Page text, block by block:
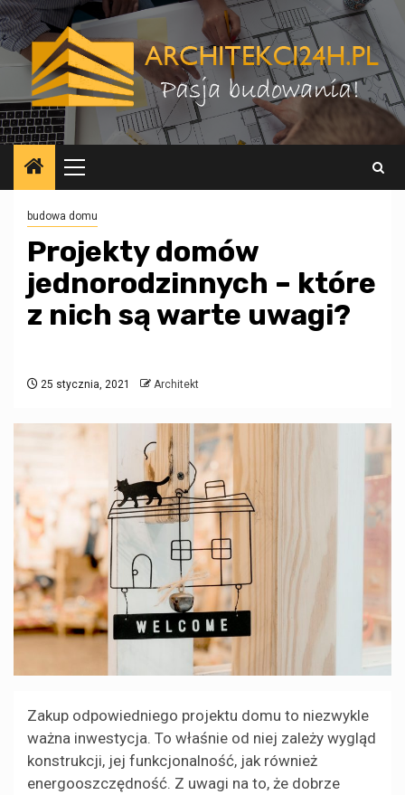
Przejdź
do
treści
Menu
główne
budowa domu
Projekty domów
jednorodzinnych – które
z nich są warte uwagi?
25 stycznia, 2021 Architekt
Zakup odpowiedniego projektu domu to niezwykle
ważna inwestycja. To właśnie od niej zależy wygląd
konstrukcji, jej funkcjonalność, jak również
energooszczędność. Z uwagi na to, że dobrze